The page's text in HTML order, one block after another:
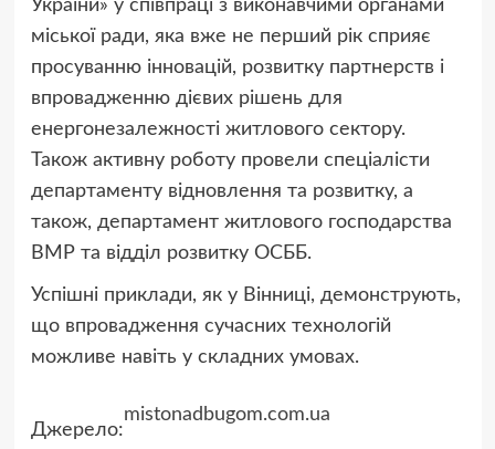
України» у співпраці з виконавчими органами
міської ради, яка вже не перший рік сприяє
просуванню інновацій, розвитку партнерств і
впровадженню дієвих рішень для
енергонезалежності житлового сектору.
Також активну роботу провели спеціалісти
департаменту відновлення та розвитку, а
також, департамент житлового господарства
ВМР та відділ розвитку ОСББ.
Успішні приклади, як у Вінниці, демонструють,
що впровадження сучасних технологій
можливе навіть у складних умовах.
Джерело:
mistonadbugom.com.ua